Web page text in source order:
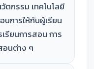
กรรม เทคโนโลยี
บการให้กับผู้เรียน
รียนการสอน การ
อนต่าง ๆ